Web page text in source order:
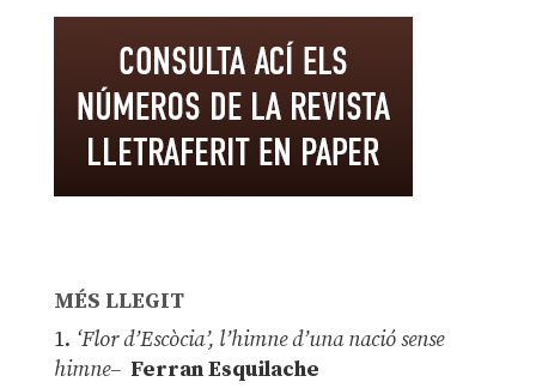
MÉS LLEGIT
1. ‘Flor d’Escòcia’, l’himne d’una nació sense
himne– Ferran Esquilache